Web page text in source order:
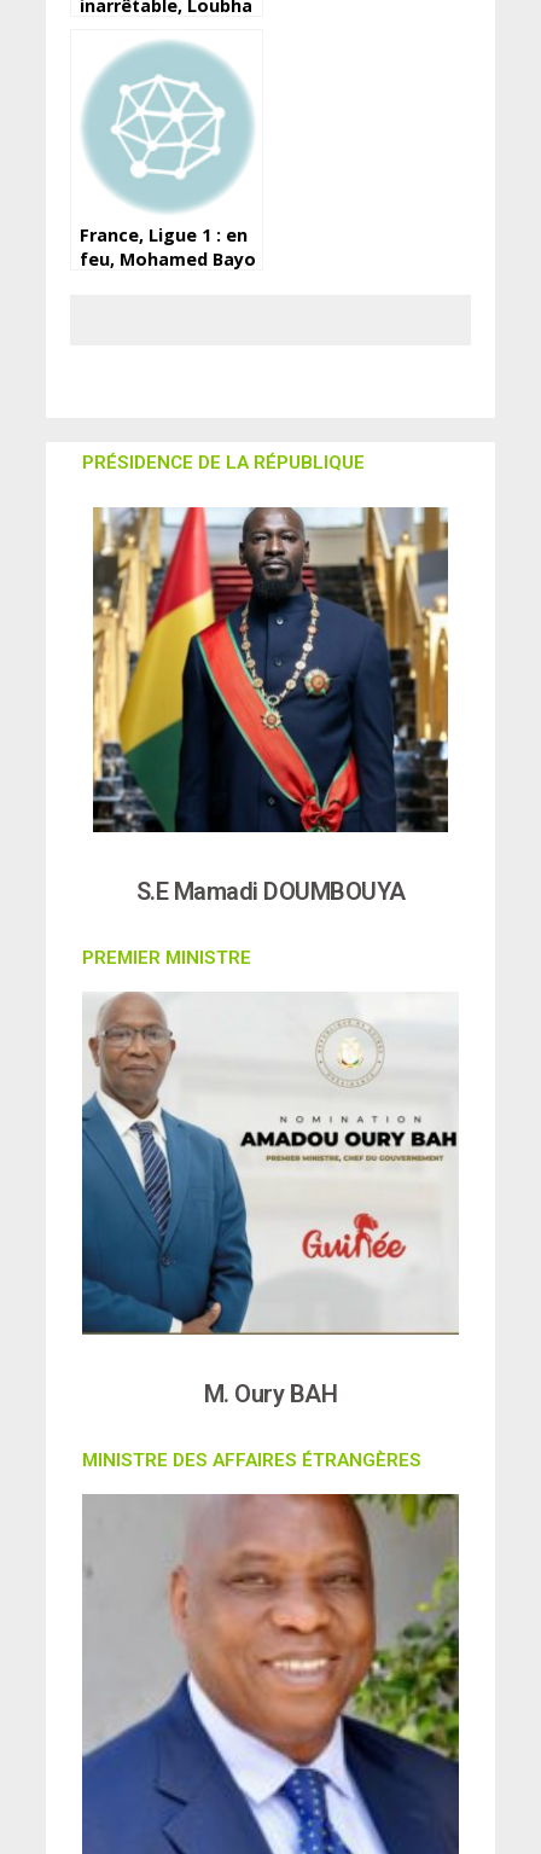
inarrêtable, Loubha
tombe à Kankan
devant la SAG
(résultats)
France, Ligue 1 : en
feu, Mohamed Bayo
PRÉSIDENCE DE LA RÉPUBLIQUE
S.E Mamadi DOUMBOUYA
PREMIER MINISTRE
M. Oury BAH
MINISTRE DES AFFAIRES ÉTRANGÈRES